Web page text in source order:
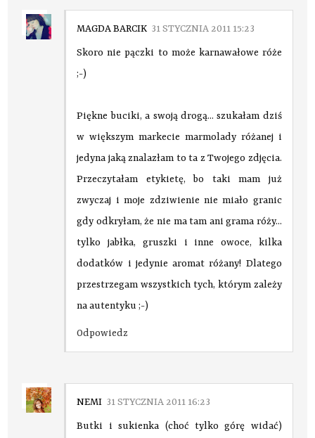
MAGDA BARCIK 31 STYCZNIA 2011 15:23
Skoro nie pączki to może karnawałowe róże
;-)
Piękne buciki, a swoją drogą... szukałam dziś
w większym markecie marmolady różanej i
jedyna jaką znalazłam to ta z Twojego zdjęcia.
Przeczytałam etykietę, bo taki mam już
zwyczaj i moje zdziwienie nie miało granic
gdy odkryłam, że nie ma tam ani grama róży...
tylko jabłka, gruszki i inne owoce, kilka
dodatków i jedynie aromat różany! Dlatego
przestrzegam wszystkich tych, którym zależy
na autentyku ;-)
Odpowiedz
NEMI 31 STYCZNIA 2011 16:23
Butki i sukienka (choć tylko górę widać)